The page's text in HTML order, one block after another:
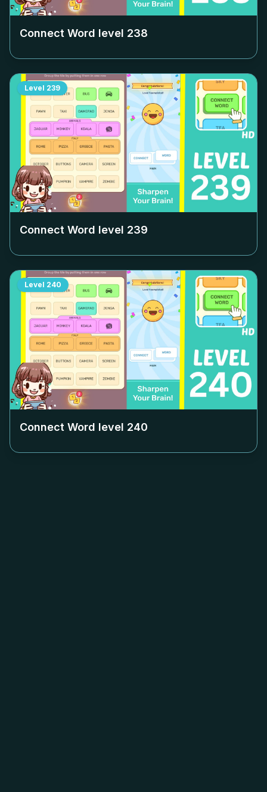
Connect Word level 238
Level 239
Connect Word level 239
Level 240
Connect Word level 240